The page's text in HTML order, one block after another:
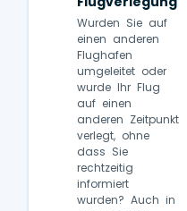
Wurden Sie auf
einen anderen
Flughafen
umgeleitet oder
wurde Ihr Flug
auf einen
anderen Zeitpunkt
verlegt, ohne
dass Sie
rechtzeitig
informiert
wurden? Auch in